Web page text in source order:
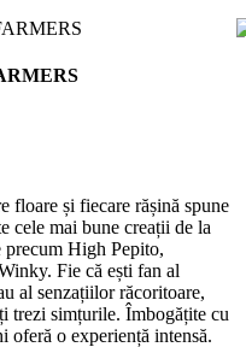
floare și fiecare rășină spune
cele mai bune creații de la
precum High Pepito,
Fie că ești fan al
al senzațiilor răcoritoare,
trezi simțurile. Îmbogățite cu
oferă o experiență intensă.